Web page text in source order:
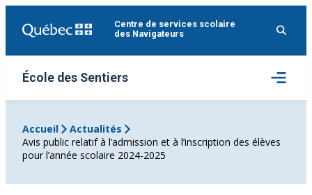
Centre de services scolaire
des Navigateurs
École des Sentiers
Ouvrir
le
menu
Accueil
Actualités
Avis public relatif à l’admission et à l’inscription des élèves
pour l’année scolaire 2024-2025